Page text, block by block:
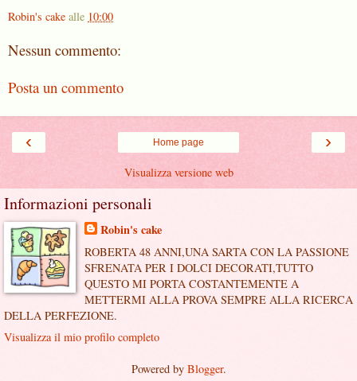
Robin's cake alle 10:00
Nessun commento:
Posta un commento
‹ ›
Home page
Visualizza versione web
Informazioni personali
Robin's cake
ROBERTA 48 ANNI,UNA SARTA CON LA PASSIONE
SFRENATA PER I DOLCI DECORATI,TUTTO
QUESTO MI PORTA COSTANTEMENTE A
METTERMI ALLA PROVA SEMPRE ALLA RICERCA
DELLA PERFEZIONE.
Visualizza il mio profilo completo
Powered by Blogger.